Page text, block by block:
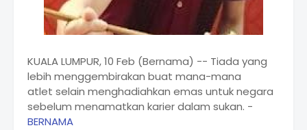
KUALA LUMPUR, 10 Feb (Bernama) -- Tiada yang
lebih menggembirakan buat mana-mana
atlet selain menghadiahkan emas untuk negara
sebelum menamatkan karier dalam sukan. -
BERNAMA